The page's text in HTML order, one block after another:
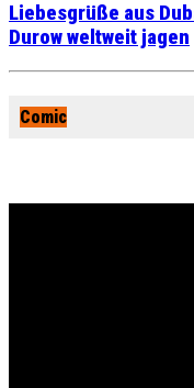
Liebesgrüße aus
Durow weltweit jagen
Comic